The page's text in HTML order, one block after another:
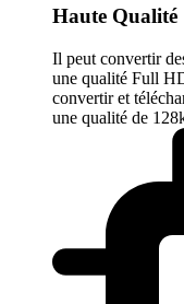
Haute Qualité
Il peut convertir
une qualité Full
convertir et
une qualité de